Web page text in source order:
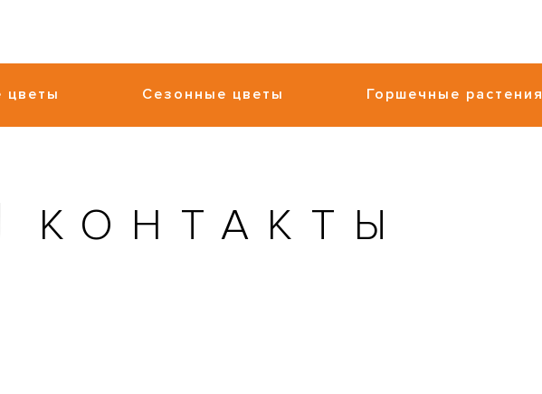
цветы Сезонные цветы Горшечные растения
КОНТАКТЫ